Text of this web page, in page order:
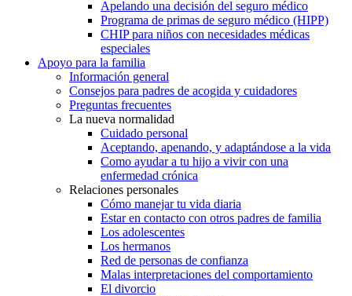
Apelando una decisión del seguro médico
Programa de primas de seguro médico (HIPP)
CHIP para niños con necesidades médicas
especiales
Apoyo para la familia
Información general
Consejos para padres de acogida y cuidadores
Preguntas frecuentes
La nueva normalidad
Cuidado personal
Aceptando, apenando, y adaptándose a la vida
Como ayudar a tu hijo a vivir con una
enfermedad crónica
Relaciones personales
Cómo manejar tu vida diaria
Estar en contacto con otros padres de familia
Los adolescentes
Los hermanos
Red de personas de confianza
Malas interpretaciones del comportamiento
El divorcio